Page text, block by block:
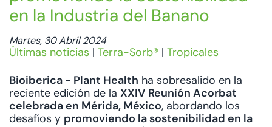
en la Industria del Banano
Martes, 30 Abril 2024
Últimas noticias | Terra-Sorb® | Tropicales
Bioiberica - Plant Health ha sobresalido en la
reciente edición de la XXIV Reunión Acorbat
celebrada en Mérida, México, abordando los
desafíos y promoviendo la sostenibilidad en la